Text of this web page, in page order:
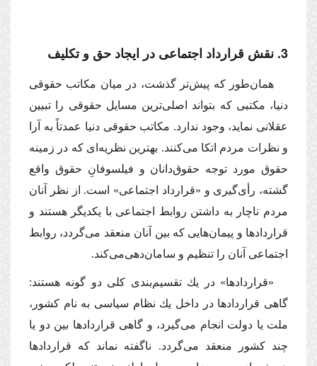
3. نقش قرارداد اجتماعى در ایجاد حق و تكلیف
همان‌طور كه پیش‌تر گذشت، در میان مكاتب حقوقى
دنیا، مكتبى كه بتواند اصلى‌ترین مسایل حقوقى را تبیین
عقلانى نماید، وجود ندارد. مكاتب حقوقى دنیا عمدتاً به آرا
و نظرات مردم اتكا مى‌كنند. بهترین نظریه‌اى كه در زمینه
حقوق مورد توجه حقوق‌دانان و فیلسوفانِ حقوق واقع
گشته، رأى‌گیرى و «قرارداد اجتماعى» است. از نظر آنان
مردم ناچار به داشتن روابط اجتماعى با یكدیگر هستند و
قراردادها و پیمان‌هایى كه بین آنان منعقد مى‌گردد، روابط
اجتماعى آنان را تنظیم و سامان‌دهى‌مى‌كند.
«قراردادها» در یك تقسیم‌بندى كلى دو گونه هستند:
گاهى قراردادها در داخل یك نظام سیاسى به نام كشور،
ملت یا دولت انجام مى‌گیرد، و گاهى قراردادها بین دو یا
چند كشور منعقد مى‌گردد. ناگفته نماند كه قراردادها